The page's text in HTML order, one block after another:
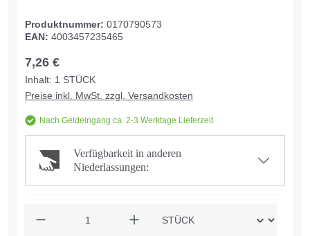
Produktnummer: 0170790573
EAN: 4003457235465
7,26 €
Inhalt: 1 STÜCK
Preise inkl. MwSt. zzgl. Versandkosten
Nach Geldeingang ca. 2-3 Werktage Lieferzeit
Verfügbarkeit in anderen
Niederlassungen: